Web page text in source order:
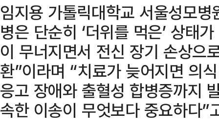
임지용 가톨릭대학교 서울성모
병은 단순히 ‘더위를 먹은’ 상태
이 무너지면서 전신 장기 손상으
환”이라며 “치료가 늦어지면 의
응고 장애와 출혈성 합병증까지
속한 이송이 무엇보다 중요하다”